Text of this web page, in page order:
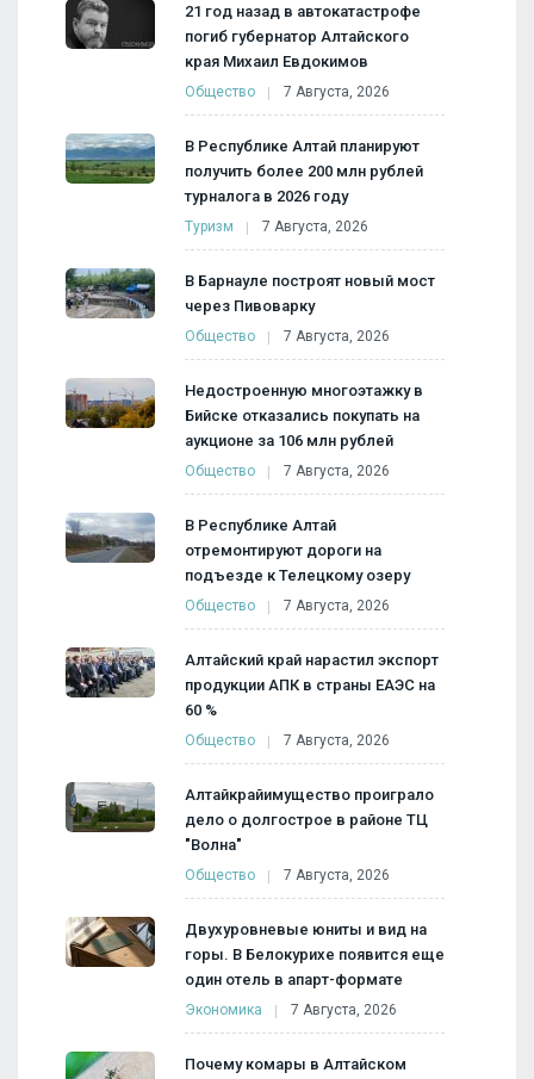
21 год назад в автокатастрофе
погиб губернатор Алтайского
края Михаил Евдокимов
Общество 7 Августа, 2026
В Республике Алтай планируют
получить более 200 млн рублей
турналога в 2026 году
Туризм 7 Августа, 2026
В Барнауле построят новый мост
через Пивоварку
Общество 7 Августа, 2026
Недостроенную многоэтажку в
Бийске отказались покупать на
аукционе за 106 млн рублей
Общество 7 Августа, 2026
В Республике Алтай
отремонтируют дороги на
подъезде к Телецкому озеру
Общество 7 Августа, 2026
Алтайский край нарастил экспорт
продукции АПК в страны ЕАЭС на
60 %
Общество 7 Августа, 2026
Алтайкрайимущество проиграло
дело о долгострое в районе ТЦ
"Волна"
Общество 7 Августа, 2026
Двухуровневые юниты и вид на
горы. В Белокурихе появится еще
один отель в апарт-формате
Экономика 7 Августа, 2026
Почему комары в Алтайском